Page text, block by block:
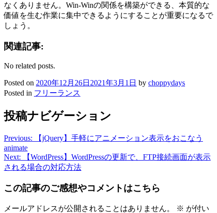
なくありません。Win-Winの関係を構築ができる、本質的な
価値を生む作業に集中できるようにすることが重要になるで
しょう。
関連記事:
No related posts.
Posted on 2020年12月26日 2021年3月1日 by choppydays
Posted in フリーランス
投稿ナビゲーション
Previous:
【jQuery】手軽にアニメーション表示をおこなう
animate
Next:
【WordPress】WordPressの更新で、FTP接続画面が表示
される場合の対応方法
この記事のご感想やコメントはこちら
メールアドレスが公開されることはありません。 ※ が付い